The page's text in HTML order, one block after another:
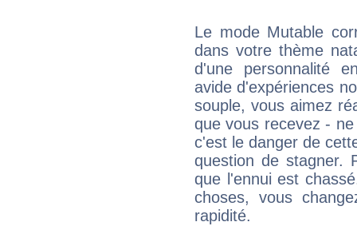
Le mode Mutable
dans votre thème
d'une personnalité
avide d'expériences
souple, vous aimez
que vous recevez -
c'est le danger de
question de stagner.
que l'ennui est
choses, vous
rapidité.